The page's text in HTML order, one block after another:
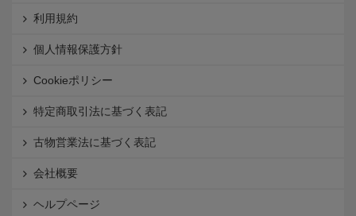
利用規約
個人情報保護方針
Cookieポリシー
特定商取引法に基づく表記
古物営業法に基づく表記
会社概要
ヘルプページ